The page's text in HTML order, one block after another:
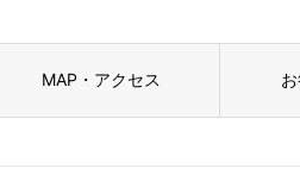
MAP・アクセス